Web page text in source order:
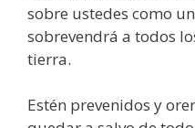
sobre ustedes como
sobrevendrá a todos
tierra.
Estén prevenidos y